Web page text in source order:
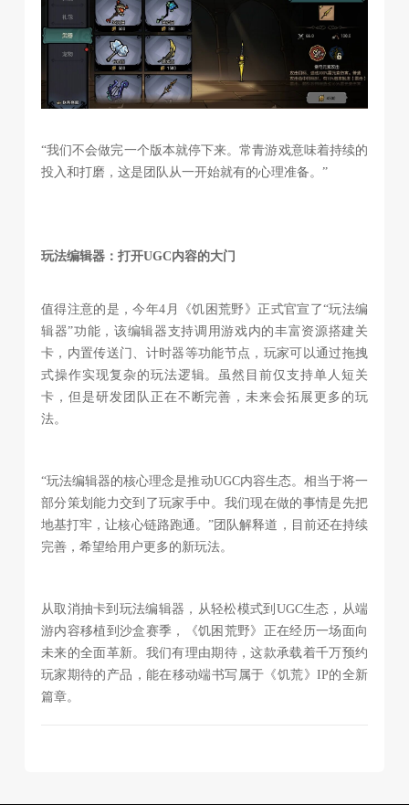
“我们不会做完一个版本就停下来。常青游戏意味着持续的
投入和打磨，这是团队从一开始就有的心理准备。”
玩法编辑器：打开UGC内容的大门
值得注意的是，今年4月《饥困荒野》正式官宣了“玩法编
辑器”功能，该编辑器支持调用游戏内的丰富资源搭建关
卡，内置传送门、计时器等功能节点，玩家可以通过拖拽
式操作实现复杂的玩法逻辑。虽然目前仅支持单人短关
卡，但是研发团队正在不断完善，未来会拓展更多的玩
法。
“玩法编辑器的核心理念是推动UGC内容生态。相当于将一
部分策划能力交到了玩家手中。我们现在做的事情是先把
地基打牢，让核心链路跑通。”团队解释道，目前还在持续
完善，希望给用户更多的新玩法。
从取消抽卡到玩法编辑器，从轻松模式到UGC生态，从端
游内容移植到沙盒赛季，《饥困荒野》正在经历一场面向
未来的全面革新。我们有理由期待，这款承载着千万预约
玩家期待的产品，能在移动端书写属于《饥荒》IP的全新
篇章。